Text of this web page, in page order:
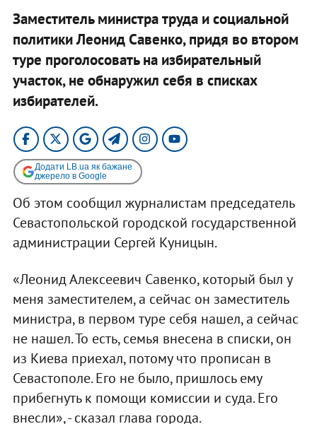
Заместитель министра труда и социальной
политики Леонид Савенко, придя во втором
туре проголосовать на избирательный
участок, не обнаружил себя в списках
избирателей.
Додати LB.ua як бажане
джерело в Google
Об этом сообщил журналистам председатель
Севастопольской городской государственной
администрации Сергей Куницын.
«Леонид Алексеевич Савенко, который был у
меня заместителем, а сейчас он заместитель
министра, в первом туре себя нашел, а сейчас
не нашел. То есть, семья внесена в списки, он
из Киева приехал, потому что прописан в
Севастополе. Его не было, пришлось ему
прибегнуть к помощи комиссии и суда. Его
внесли», - сказал глава города.